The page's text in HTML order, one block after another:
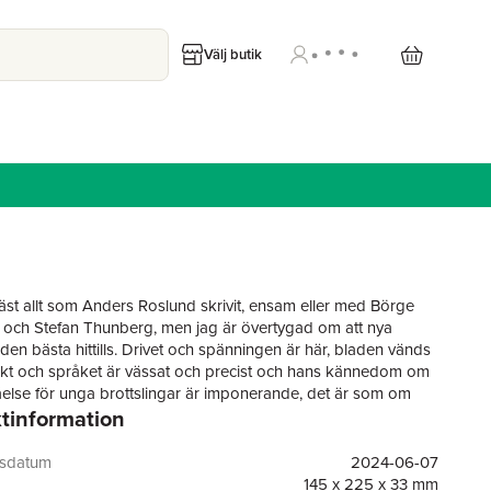
Välj butik
allt som Anders Roslund skrivit, ensam eller med Börge
Stefan Thunberg, men jag är övertygad om att nya
bästa hittills. Drivet och spänningen är här, bladen vänds
och språket är vässat och precist och hans kännedom om
för unga brottslingar är imponerande, det är som om
steg före verkligheten hela tiden.” - Expressen
Han syns aldrig till igen.
sitter Piet Hoffmann i ett annat fängelse, dömd för
2024-06-07
145 x 225 x 33 mm